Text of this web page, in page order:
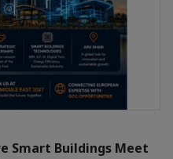
Smart Buildings Meet